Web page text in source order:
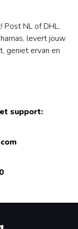
Post NL of DHL,
levert jouw
geniet ervan en
support: